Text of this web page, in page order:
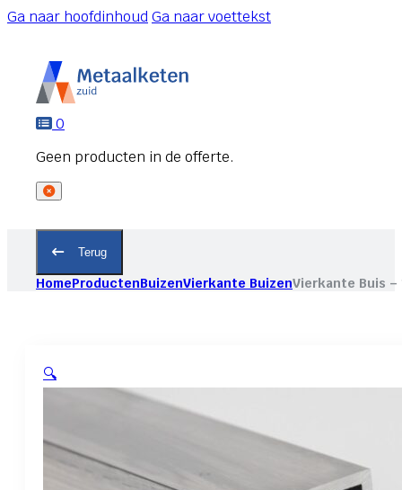
Ga naar hoofdinhoudGa naar voettekst
0
Terug
HomeProductenBuizenVierkante BuizenVierkante Buis
🔍